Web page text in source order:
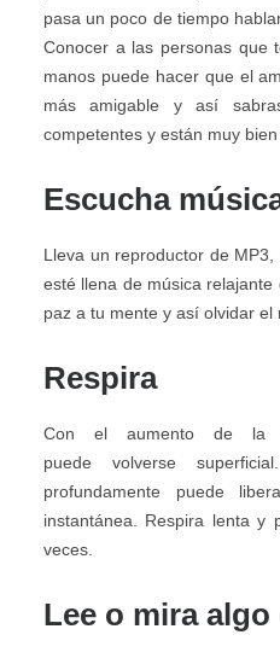
pasa un poco de tiempo
Conocer a las personas que
manos puede hacer que el
más amigable y así
competentes y están muy bien
Escucha
Lleva un reproductor de
esté llena de música
paz a tu mente y así olvidar el
Respira
Con el aumento de la
puede volverse
profundamente puede
instantánea. Respira lenta y
veces.
Lee o mira